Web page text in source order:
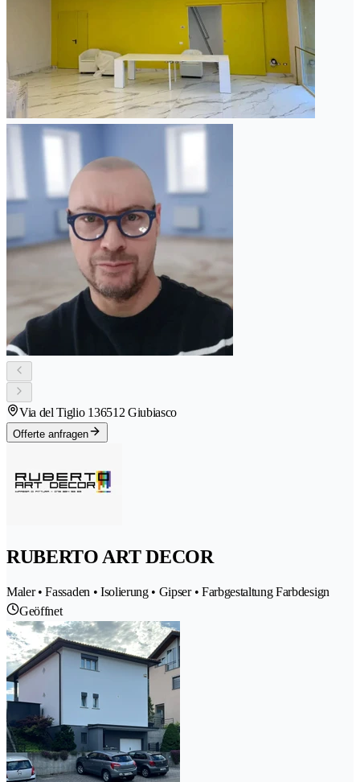
Via del Tiglio 136512 Giubiasco
Offerte anfragen
RUBERTO ART DECOR
Maler • Fassaden • Isolierung • Gipser • Farbgestaltung Farbdesign
Geöffnet